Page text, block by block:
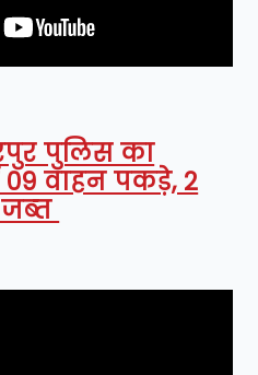
पुलिस का
वाहन पकड़े, 2